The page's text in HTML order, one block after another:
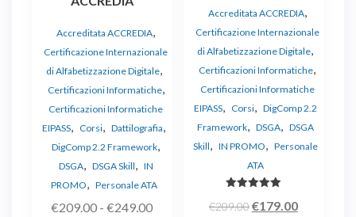
Accreditata ACCREDIA,
Certificazione Internazionale
di Alfabetizzazione Digitale,
Certificazioni Informatiche,
Certificazioni Informatiche
EIPASS, Corsi, Dattilografia,
DigComp 2.2 Framework,
DSGA, DSGA Skill, IN
PROMO, Personale ATA
€209.00 - €249.00Fascia
Accreditata ACCREDIA,
Certificazione Internazionale
di Alfabetizzazione Digitale,
Certificazioni Informatiche,
Certificazioni Informatiche
EIPASS, Corsi, DigComp 2.2
Framework, DSGA, DSGA
Skill, IN PROMO, Personale
ATA
5.00
€209.00Il
€179.00Il
prodotto